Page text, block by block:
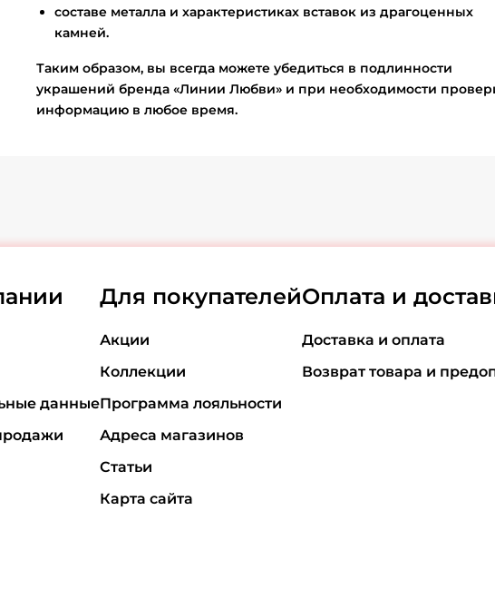
составе металла и характеристиках вставок из драгоценных
камней.
Таким образом, вы всегда можете убедиться в подлинности
украшений бренда «Линии Любви» и при необходимости
информацию в любое время.
данные
Для покупателей
Акции
Коллекции
Программа лояльности
Адреса магазинов
Статьи
Карта сайта
Оплата и
Доставка и оплата
Возврат товара и